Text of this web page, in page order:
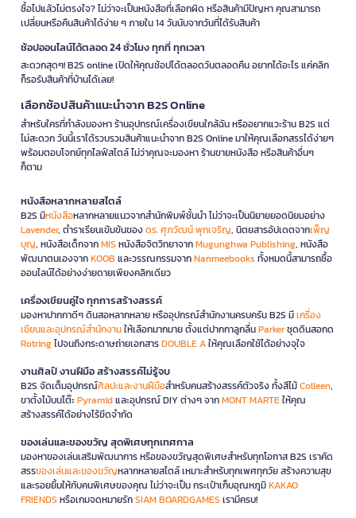
ซื้อไปแล้วไม่ตรงใจ? ไม่ว่าจะเป็นหนังสือที่เลือกผิด หรือสินค้ามีปัญหา คุณสามารถ
เปลี่ยนหรือคืนสินค้าได้ง่าย ๆ ภายใน 14 วันนับจากวันที่ได้รับสินค้า
ช้อปออนไลน์ได้ตลอด 24 ชั่วโมง ทุกที่ ทุกเวลา
สะดวกสุดๆ! B2S online เปิดให้คุณช้อปได้ตลอดวันตลอดคืน อยากได้อะไร แค่คลิก
ก็รอรับสินค้าที่บ้านได้เลย!
เลือกช้อปสินค้าแนะนำจาก B2S Online
สำหรับใครที่กำลังมองหา ร้านอุปกรณ์เครื่องเขียนใกล้ฉัน หรืออยากแวะร้าน B2S แต่
ไม่สะดวก วันนี้เราได้รวบรวมสินค้าแนะนำจาก B2S Online มาให้คุณเลือกสรรได้ง่ายๆ
พร้อมตอบโจทย์ทุกไลฟ์สไตล์ ไม่ว่าคุณจะมองหา ร้านขายหนังสือ หรือสินค้าอื่นๆ
ก็ตาม
หนังสือหลากหลายสไตล์
B2S มีหนังสือหลากหลายแนวจากสำนักพิมพ์ชั้นนำ ไม่ว่าจะเป็นนิยายยอดนิยมอย่าง
Lavender, ตำราเรียนเข้มข้นของดร. ศุภวัฒน์ พุกเจริญ, นิตยสารอัปเดตจากเพ็ญ
บุญ, หนังสือเด็กจากMIS หนังสือจิตวิทยาจากMugunghwa Publishing, หนังสือ
พัฒนาตนเองจากKOOB และวรรณกรรมจากNanmeebooks ทั้งหมดนี้สามารถซื้อ
ออนไลน์ได้อย่างง่ายดายเพียงคลิกเดียว
เครื่องเขียนคู่ใจ ทุกการสร้างสรรค์
มองหาปากกาดีๆ ดินสอหลากหลาย หรืออุปกรณ์สำนักงานครบครัน B2S มีเครื่อง
เขียนและอุปกรณ์สำนักงานให้เลือกมากมาย ตั้งแต่ปากกาลูกลื่นParkerชุดดินสอกด
Rotringไปจนถึงกระดาษถ่ายเอกสารDOUBLE Aให้คุณเลือกใช้ได้อย่างจุใจ
งานศิลป์ งานฝีมือ สร้างสรรค์ไม่รู้จบ
B2S จัดเต็มอุปกรณ์ศิลปะและงานฝีมือสำหรับคนสร้างสรรค์ตัวจริง ทั้งสีไม้Colleen,
ขาตั้งไม้บนโต๊ะPyramidและอุปกรณ์ DIY ต่างๆ จากMONT MARTEให้คุณ
สร้างสรรค์ได้อย่างไร้ขีดจำกัด
ของเล่นและของขวัญ สุดพิเศษทุกเทศกาล
มองหาของเล่นเสริมพัฒนาการ หรือของขวัญสุดพิเศษสำหรับทุกโอกาส B2S เราคัด
สรรของเล่นและของขวัญหลากหลายสไตล์ เหมาะสำหรับทุกเพศทุกวัย สร้างความสุข
และรอยยิ้มให้กับคนพิเศษของคุณ ไม่ว่าจะเป็น กระเป๋าเก็บอุณหภูมิKAKAO
FRIENDS หรือเกมจดหมายรักSIAM BOARDGAMES เรามีครบ!